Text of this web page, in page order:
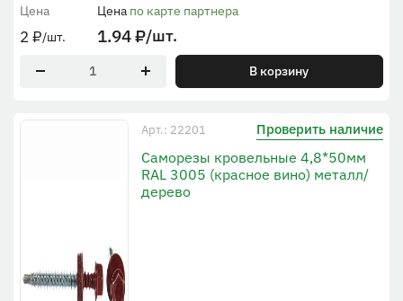
Цена
2 ₽/шт.
Цена по карте партнера
1.94₽/шт.
В корзину
Арт.: 22201 Проверить наличие
Саморезы кровельные 4,8*50мм
RAL 3005 (красное вино) металл/
дерево